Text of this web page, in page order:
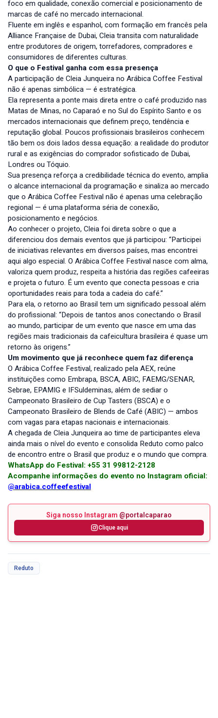
foco em qualidade, conexão comercial e posicionamento de
marcas de café no mercado internacional.
Fluente em inglês e espanhol, com formação em francês pela
Alliance Française de Dubai, Cleia transita com naturalidade
entre produtores de origem, torrefadores, compradores e
consumidores de diferentes culturas.
O que o Festival ganha com essa presença
A participação de Cleia Junqueira no Arábica Coffee Festival
não é apenas simbólica — é estratégica.
Ela representa a ponte mais direta entre o café produzido nas
Matas de Minas, no Caparaó e no Sul do Espírito Santo e os
mercados internacionais que definem preço, tendência e
reputação global. Poucos profissionais brasileiros conhecem
tão bem os dois lados dessa equação: a realidade do produtor
rural e as exigências do comprador sofisticado de Dubai,
Londres ou Tóquio.
Sua presença reforça a credibilidade técnica do evento, amplia
o alcance internacional da programação e sinaliza ao mercado
que o Arábica Coffee Festival não é apenas uma celebração
regional — é uma plataforma séria de conexão,
posicionamento e negócios.
Ao conhecer o projeto, Cleia foi direta sobre o que a
diferenciou dos demais eventos que já participou: “Participei
de iniciativas relevantes em diversos países, mas encontrei
aqui algo especial. O Arábica Coffee Festival nasce com alma,
valoriza quem produz, respeita a história das regiões cafeeiras
e projeta o futuro. É um evento que conecta pessoas e cria
oportunidades reais para toda a cadeia do café.”
Para ela, o retorno ao Brasil tem um significado pessoal além
do profissional: “Depois de tantos anos conectando o Brasil
ao mundo, participar de um evento que nasce em uma das
regiões mais tradicionais da cafeicultura brasileira é quase um
retorno às origens.”
Um movimento que já reconhece quem faz diferença
O Arábica Coffee Festival, realizado pela AEX, reúne
instituições como Embrapa, BSCA, ABIC, FAEMG/SENAR,
Sebrae, EPAMIG e IFSuldeminas, além de sediar o
Campeonato Brasileiro de Cup Tasters (BSCA) e o
Campeonato Brasileiro de Blends de Café (ABIC) — ambos
com vagas para etapas nacionais e internacionais.
A chegada de Cleia Junqueira ao time de participantes eleva
ainda mais o nível do evento e consolida Reduto como palco
de encontro entre o Brasil que produz e o mundo que compra.
WhatsApp do Festival: +55 31 99812-2128
Acompanhe informações do evento no Instagram oficial:
@arabica.coffeefestival
Siga nosso Instagram @portalcaparao
Clique aqui
Reduto